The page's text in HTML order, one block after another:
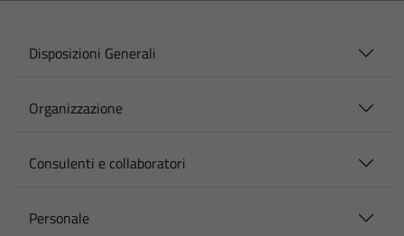
Disposizioni Generali
Organizzazione
Consulenti e collaboratori
Personale